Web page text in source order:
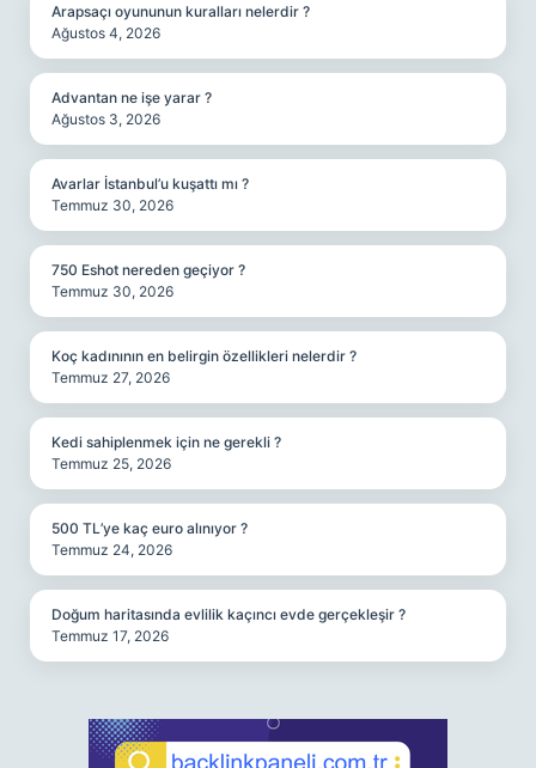
Arapsaçı oyununun kuralları nelerdir ?
Ağustos 4, 2026
Advantan ne işe yarar ?
Ağustos 3, 2026
Avarlar İstanbul’u kuşattı mı ?
Temmuz 30, 2026
750 Eshot nereden geçiyor ?
Temmuz 30, 2026
Koç kadınının en belirgin özellikleri nelerdir ?
Temmuz 27, 2026
Kedi sahiplenmek için ne gerekli ?
Temmuz 25, 2026
500 TL’ye kaç euro alınıyor ?
Temmuz 24, 2026
Doğum haritasında evlilik kaçıncı evde gerçekleşir ?
Temmuz 17, 2026